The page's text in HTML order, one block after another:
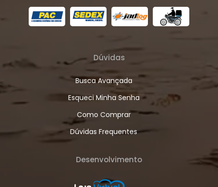
Dúvidas
Busca Avançada
Esqueci Minha Senha
Como Comprar
Dúvidas Frequentes
Desenvolvimento